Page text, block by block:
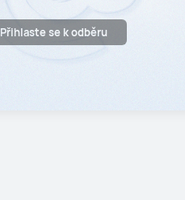
Přihlaste se k odběru